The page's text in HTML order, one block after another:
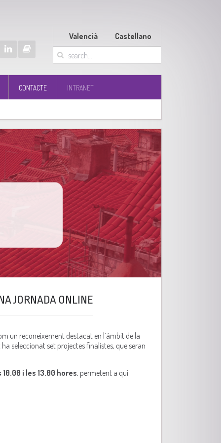
Valencià Castellano
CONTACTE INTRANET
JORNADA ONLINE
un reconeixement destacat en l’àmbit de la
seleccionat set projectes finalistes, que seran
i les 13.00 hores, permetent a qui